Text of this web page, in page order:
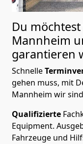
Du
Mannheim
garantieren
Schnelle
gehen muss, mit
Mannheim wir
Qualifizierte
Equipment.
Fahrzeuge und